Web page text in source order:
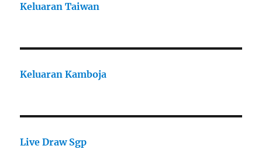
Keluaran Taiwan
Keluaran Kamboja
Live Draw Sgp